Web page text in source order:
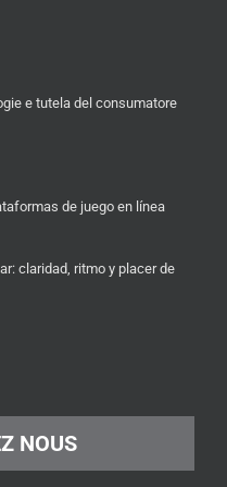
e tutela del consumatore
de juego en línea
claridad, ritmo y placer de
NOUS